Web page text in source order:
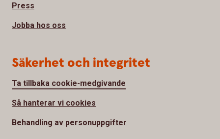
Press
Jobba hos oss
Säkerhet och integritet
Ta tillbaka cookie-medgivande
Så hanterar vi cookies
Behandling av personuppgifter